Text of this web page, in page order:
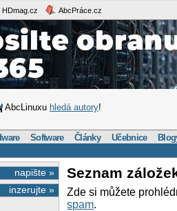
HDmag.cz AbcPráce.cz
AbcLinuxu hledá autory!
Software Články Učebnice
napište »
inzerujte »
Seznam
Zde si můžete
spam.